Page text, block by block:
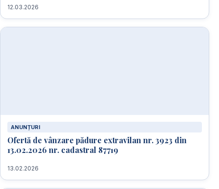
12.03.2026
ANUNȚURI
Ofertă de vânzare pădure extravilan nr. 3923 din
13.02.2026 nr. cadastral 87719
13.02.2026